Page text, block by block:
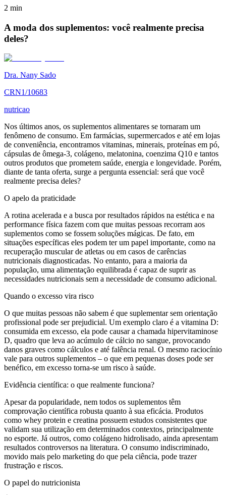
2 min
A moda dos suplementos: você realmente precisa
deles?
Dra. Nany Sado
CRN1/10683
nutricao
Nos últimos anos, os suplementos alimentares se tornaram um
fenômeno de consumo. Em farmácias, supermercados e até em lojas
de conveniência, encontramos vitaminas, minerais, proteínas em pó,
cápsulas de ômega-3, colágeno, melatonina, coenzima Q10 e tantos
outros produtos que prometem saúde, energia e longevidade. Porém,
diante de tanta oferta, surge a pergunta essencial: será que você
realmente precisa deles?
O apelo da praticidade
A rotina acelerada e a busca por resultados rápidos na estética e na
performance física fazem com que muitas pessoas recorram aos
suplementos como se fossem soluções mágicas. De fato, em
situações específicas eles podem ter um papel importante, como na
recuperação muscular de atletas ou em casos de carências
nutricionais diagnosticadas. No entanto, para a maioria da
população, uma alimentação equilibrada é capaz de suprir as
necessidades nutricionais sem a necessidade de consumo adicional.
Quando o excesso vira risco
O que muitas pessoas não sabem é que suplementar sem orientação
profissional pode ser prejudicial. Um exemplo claro é a vitamina D:
consumida em excesso, ela pode causar a chamada hipervitaminose
D, quadro que leva ao acúmulo de cálcio no sangue, provocando
danos graves como cálculos e até falência renal. O mesmo raciocínio
vale para outros suplementos – o que em pequenas doses pode ser
benéfico, em excesso torna-se um risco à saúde.
Evidência científica: o que realmente funciona?
Apesar da popularidade, nem todos os suplementos têm
comprovação científica robusta quanto à sua eficácia. Produtos
como whey protein e creatina possuem estudos consistentes que
validam sua utilização em determinados contextos, principalmente
no esporte. Já outros, como colágeno hidrolisado, ainda apresentam
resultados controversos na literatura. O consumo indiscriminado,
movido mais pelo marketing do que pela ciência, pode trazer
frustração e riscos.
O papel do nutricionista